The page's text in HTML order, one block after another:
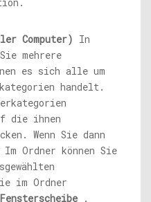
Computer) In
mehrere
es sich alle um
handelt.
die ihnen
Wenn Sie dann
Im Ordner können Sie
im Ordner
.